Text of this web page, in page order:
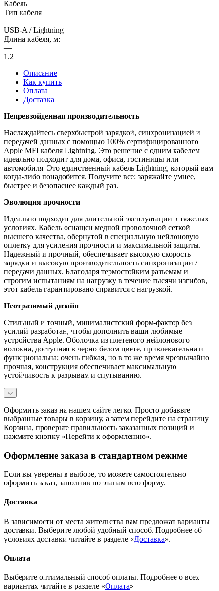
Кабель
Тип кабеля
—
USB-A / Lightning
Длина кабеля, м:
—
1.2
Описание
Как купить
Оплата
Доставка
Непревзойденная производительность
Наслаждайтесь сверхбыстрой зарядкой, синхронизацией и
передачей данных с помощью 100% сертифицированного
Apple MFI кабеля Lightning. Это решение с одним кабелем
идеально подходит для дома, офиса, гостиницы или
автомобиля. Это единственный кабель Lightning, который вам
когда-либо понадобится. Получите все: заряжайте умнее,
быстрее и безопаснее каждый раз.
Эволюция прочности
Идеально подходит для длительной эксплуатации в тяжелых
условиях. Кабель оснащен медной проволочной сеткой
высшего качества, обернутой в специальную нейлоновую
оплетку для усиления прочности и максимальной защиты.
Надежный и прочный, обеспечивает высокую скорость
зарядки и высокую производительность синхронизации /
передачи данных. Благодаря термостойким разъемам и
строгим испытаниям на нагрузку в течение тысячи изгибов,
этот кабель гарантировано справится с нагрузкой.
Неотразимый дизайн
Стильный и точный, минималистский форм-фактор без
усилий разработан, чтобы дополнить ваши любимые
устройства Apple. Оболочка из плетеного нейлонового
волокна, доступная в черно-белом цвете, привлекательна и
функциональна; очень гибкая, но в то же время чрезвычайно
прочная, конструкция обеспечивает максимальную
устойчивость к разрывам и спутыванию.
Оформить заказ на нашем сайте легко. Просто добавьте
выбранные товары в корзину, а затем перейдите на страницу
Корзина, проверьте правильность заказанных позиций и
нажмите кнопку «Перейти к оформлению».
Оформление заказа в стандартном режиме
Если вы уверены в выборе, то можете самостоятельно
оформить заказ, заполнив по этапам всю форму.
Доставка
В зависимости от места жительства вам предложат варианты
доставки. Выберите любой удобный способ. Подробнее об
условиях доставки читайте в разделе «Доставка».
Оплата
Выберите оптимальный способ оплаты. Подробнее о всех
вариантах читайте в разделе «Оплата»